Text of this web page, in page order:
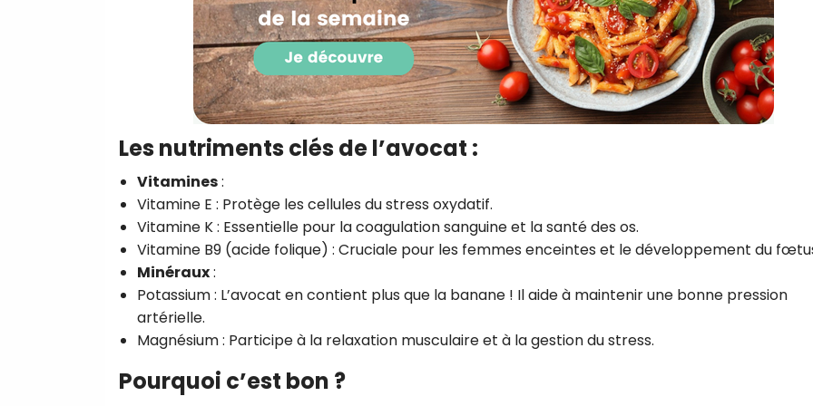
Les nutriments clés de l’avocat :
Vitamines:
Vitamine E : Protège les cellules du stress oxydatif.
Vitamine K : Essentielle pour la coagulation sanguine et la santé des os.
Vitamine B9 (acide folique) : Cruciale pour les femmes enceintes et le développement du
Minéraux:
Potassium : L’avocat en contient plus que la banane ! Il aide à maintenir une bonne pression
artérielle.
Magnésium : Participe à la relaxation musculaire et à la gestion du stress.
Pourquoi c’est bon ?